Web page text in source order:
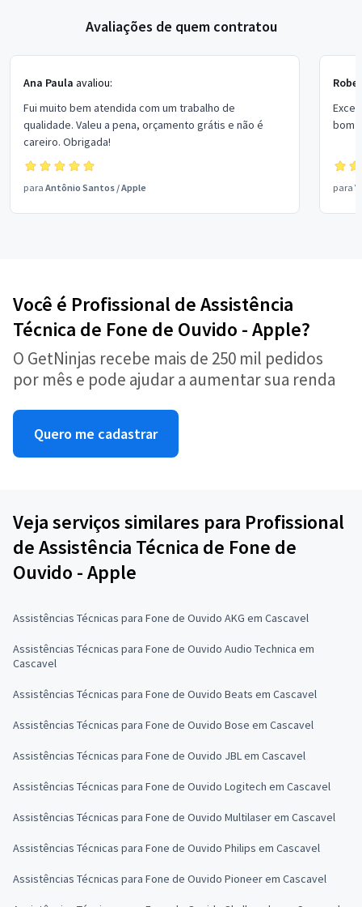
Avaliações de quem contratou
Ana Paula avaliou:
Fui muito bem atendida com um trabalho de
qualidade. Valeu a pena, orçamento grátis e não é
careiro. Obrigada!
para Antônio Santos /Apple
bom
para
Você é Profissional de Assistência
Técnica de Fone de Ouvido - Apple?
O GetNinjas recebe mais de 250 mil pedidos
por mês e pode ajudar a aumentar sua renda
Quero me cadastrar
Veja serviços similares para Profissional
de Assistência Técnica de Fone de
Ouvido - Apple
Assistências Técnicas para Fone de Ouvido AKG em Cascavel
Assistências Técnicas para Fone de Ouvido Audio Technica em
Cascavel
Assistências Técnicas para Fone de Ouvido Beats em Cascavel
Assistências Técnicas para Fone de Ouvido Bose em Cascavel
Assistências Técnicas para Fone de Ouvido JBL em Cascavel
Assistências Técnicas para Fone de Ouvido Logitech em Cascavel
Assistências Técnicas para Fone de Ouvido Multilaser em Cascavel
Assistências Técnicas para Fone de Ouvido Philips em Cascavel
Assistências Técnicas para Fone de Ouvido Pioneer em Cascavel